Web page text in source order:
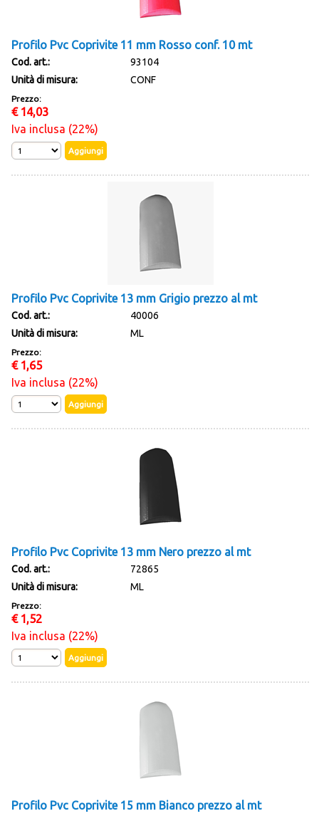
Profilo Pvc Coprivite 11 mm Rosso conf. 10 mt
Cod. art.:
93104
Unità di misura:
CONF
Prezzo:
€ 14,03
Iva inclusa (22%)
Profilo Pvc Coprivite 13 mm Grigio prezzo al mt
Cod. art.:
40006
Unità di misura:
ML
Prezzo:
€ 1,65
Iva inclusa (22%)
Profilo Pvc Coprivite 13 mm Nero prezzo al mt
Cod. art.:
72865
Unità di misura:
ML
Prezzo:
€ 1,52
Iva inclusa (22%)
Profilo Pvc Coprivite 15 mm Bianco prezzo al mt